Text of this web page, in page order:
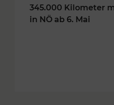
345.000 Kilometer
in NÖ ab 6. Mai